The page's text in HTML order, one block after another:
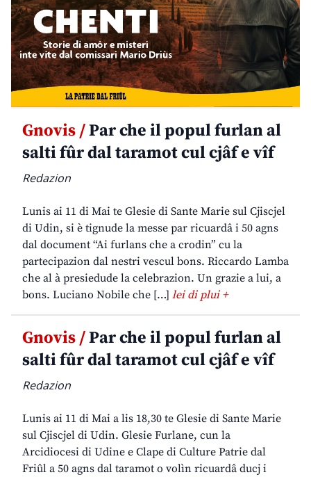
Gnovis /Par che il popul furlan al
salti fûr dal taramot cul cjâf e vîf
Redazion
Lunis ai 11 di Mai te Glesie di Sante Marie sul Cjiscjel
di Udin, si è tignude la messe par ricuardâ i 50 agns
dal document “Ai furlans che a crodin” cu la
partecipazion dal nestri vescul bons. Riccardo Lamba
che al à presiedude la celebrazion. Un grazie a lui, a
bons. Luciano Nobile che […] lei di plui +
Gnovis /Par che il popul furlan al
salti fûr dal taramot cul cjâf e vîf
Redazion
Lunis ai 11 di Mai a lis 18,30 te Glesie di Sante Marie
sul Cjiscjel di Udin. Glesie Furlane, cun la
Arcidiocesi di Udine e Clape di Culture Patrie dal
Friûl a 50 agns dal taramot o volìn ricuardâ ducj i